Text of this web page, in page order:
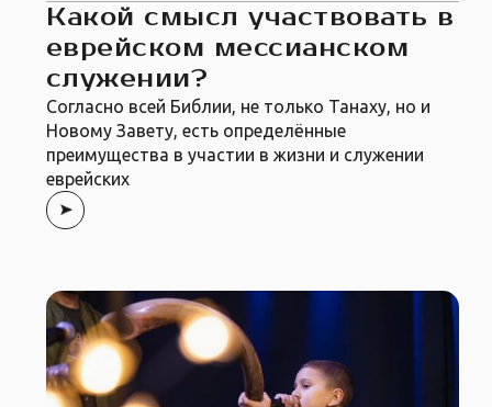
Какой смысл участвовать в
еврейском мессианском
служении?
Согласно всей Библии, не только Танаху, но и
Новому Завету, есть определённые
преимущества в участии в жизни и служении
еврейских